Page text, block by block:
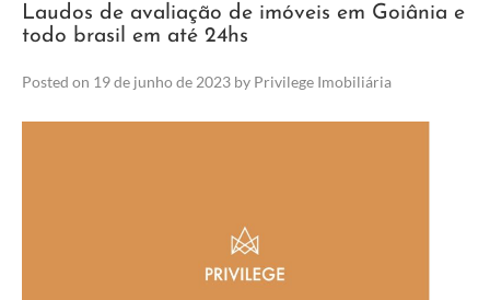
Laudos de avaliação de imóveis em Goiânia e
todo brasil em até 24hs
Posted on 19 de junho de 2023 by Privilege Imobiliária